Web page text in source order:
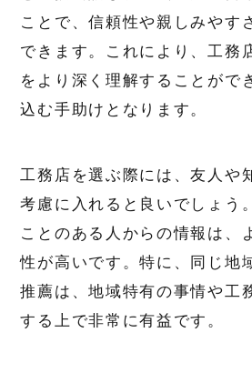
ことで、信頼性や親しみやす
できます。これにより、工務
をより深く理解することがで
込む手助けとなります。
工務店を選ぶ際には、友人や
考慮に入れると良いでしょう
ことのある人からの情報は、
性が高いです。特に、同じ地
推薦は、地域特有の事情や工
する上で非常に有益です。